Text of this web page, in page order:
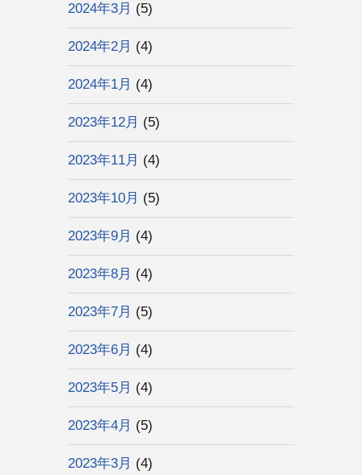
2024年3月 (5)
2024年2月 (4)
2024年1月 (4)
2023年12月 (5)
2023年11月 (4)
2023年10月 (5)
2023年9月 (4)
2023年8月 (4)
2023年7月 (5)
2023年6月 (4)
2023年5月 (4)
2023年4月 (5)
2023年3月 (4)